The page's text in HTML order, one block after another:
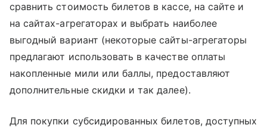
сравнить стоимость билетов в кассе, на сайте и
на сайтах-агрегаторах и выбрать наиболее
выгодный вариант (некоторые сайты-агрегаторы
предлагают использовать в качестве оплаты
накопленные мили или баллы, предоставляют
дополнительные скидки и так далее).
Для покупки субсидированных билетов, доступных